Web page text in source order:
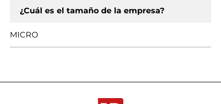
¿Cuál es el tamaño de la empresa?
MICRO